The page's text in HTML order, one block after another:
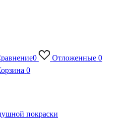
0 Отложенные 0
0
покраски